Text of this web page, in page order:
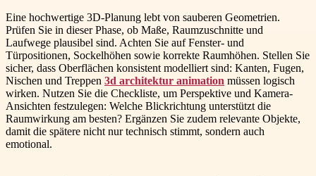
Eine hochwertige 3D-Planung lebt von sauberen Geometrien.
Prüfen Sie in dieser Phase, ob Maße, Raumzuschnitte und
Laufwege plausibel sind. Achten Sie auf Fenster- und
Türpositionen, Sockelhöhen sowie korrekte Raumhöhen. Stellen Sie
sicher, dass Oberflächen konsistent modelliert sind: Kanten, Fugen,
Nischen und Treppen 3d architektur animation müssen logisch
wirken. Nutzen Sie die Checkliste, um Perspektive und Kamera-
Ansichten festzulegen: Welche Blickrichtung unterstützt die
Raumwirkung am besten? Ergänzen Sie zudem relevante Objekte,
damit die spätere nicht nur technisch stimmt, sondern auch
emotional.